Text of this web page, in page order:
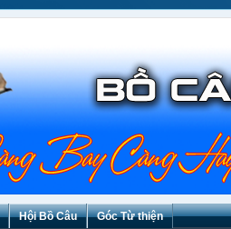
Hội Bồ Câu Góc Từ thiện